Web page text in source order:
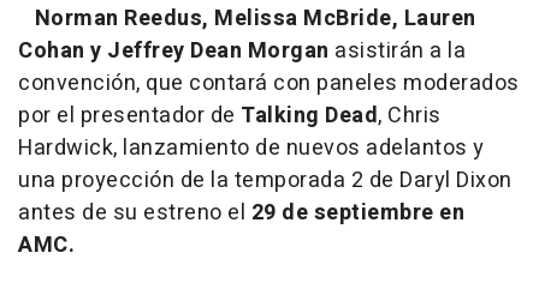
Norman Reedus, Melissa McBride, Lauren
Cohan y Jeffrey Dean Morgan asistirán a la
convención, que contará con paneles moderados
por el presentador de Talking Dead, Chris
Hardwick, lanzamiento de nuevos adelantos y
una proyección de la temporada 2 de Daryl Dixon
antes de su estreno el 29 de septiembre en
AMC.